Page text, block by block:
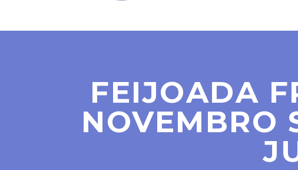
FEIJOADA
NOVEMBRO